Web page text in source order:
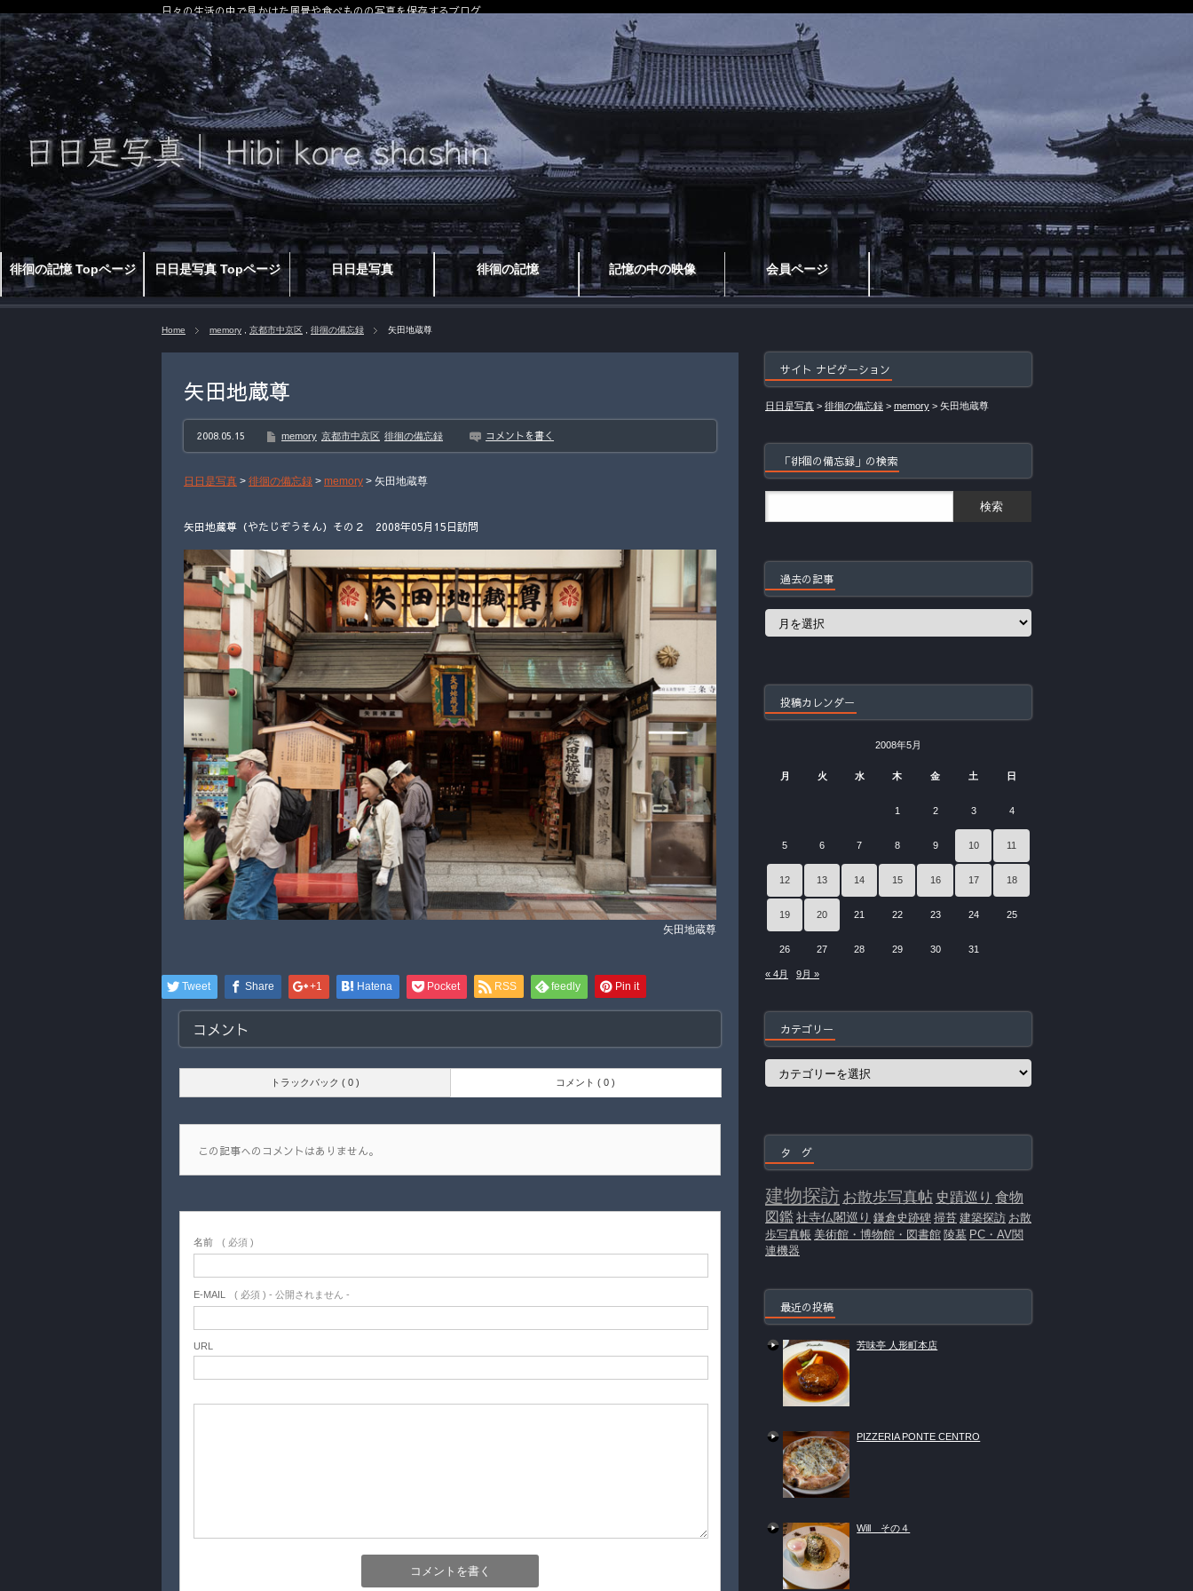
徘徊の記憶 Topページ 日日是写真 Topページ 日日是写真 徘徊の記憶 記憶の中の映像 会員ページ
日々の生活の中で見かけた風景や食べものの写真を保存するブログ
Home memory 京都市中京区 徘徊の備忘録 矢田地蔵尊
矢田地蔵尊
2008.05.15 memory 京都市中京区 徘徊の備忘録 コメントを書く
日日是写真 > 徘徊の備忘録 > memory > 矢田地蔵尊
矢田地蔵尊（やたじぞうそん）その２ 2008年05月15日訪問
矢田地蔵尊
Tweet Share +1 Hatena Pocket RSS feedly Pin it
コメント
トラックバック ( 0 ) コメント ( 0 )
この記事へのコメントはありません。
名前 ( 必須 )
E-MAIL ( 必須 ) - 公開されません -
URL
サイト ナビゲーション
日日是写真 > 徘徊の備忘録 > memory > 矢田地蔵尊
「徘徊の備忘録」の検索
過去の記事
過
投稿カレンダー
2008年5月
月 火 水 木 金 土 日
1 2 3 4
5 6 7 8 9 10 11
12 13 14 15 16 17 18
19 20 21 22 23 24 25
26 27 28 29 30 31
« 4月 9月 »
カテゴリー
カ
タ グ
建物探訪 お散歩写真帖 史蹟巡り 食物
図鑑社寺仏閣巡り 鎌倉史跡碑 掃苔 建築探訪 お散
歩写真帳 美術館・博物館・図書館 陵墓 PC・AV関
連機器
最近の投稿
芳味亭 人形町本店
PIZZERIA PONTE CENTRO
Will その４